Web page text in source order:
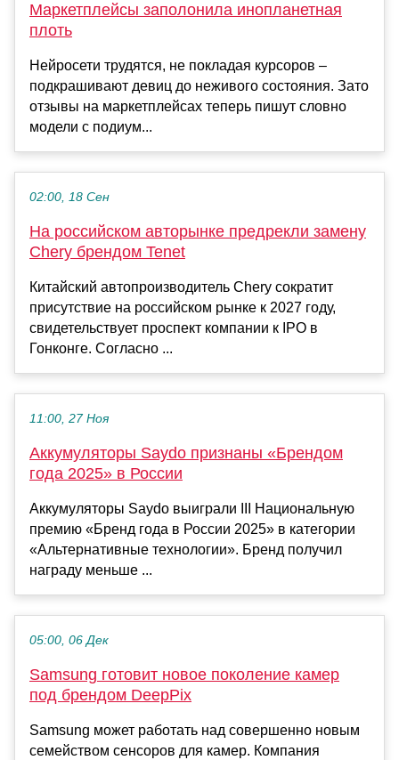
Маркетплейсы заполонила инопланетная
плоть
Нейросети трудятся, не покладая курсоров –
подкрашивают девиц до неживого состояния. Зато
отзывы на маркетплейсах теперь пишут словно
модели с подиум...
02:00, 18 Сен
На российском авторынке предрекли замену
Chery брендом Tenet
Китайский автопроизводитель Chery сократит
присутствие на российском рынке к 2027 году,
свидетельствует проспект компании к IPO в
Гонконге. Согласно ...
11:00, 27 Ноя
Аккумуляторы Saydo признаны «Брендом
года 2025» в России
Аккумуляторы Saydo выиграли III Национальную
премию «Бренд года в России 2025» в категории
«Альтернативные технологии». Бренд получил
награду меньше ...
05:00, 06 Дек
Samsung готовит новое поколение камер
под брендом DeepPix
Samsung может работать над совершенно новым
семейством сенсоров для камер. Компания